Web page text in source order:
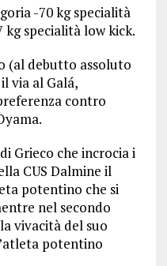
-70 kg specialità
kg specialità low kick.
(al debutto assoluto
via al Galá,
contro
Grieco che incrocia i
CUS Dalmine il
potentino che si
nel secondo
vivacità del suo
potentino